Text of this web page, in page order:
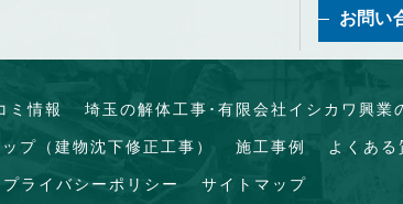
お問い
ミ情報
埼玉の解体工事･有限会社イシカワ興業
プ（建物沈下修正工事） 施工事例 よくある
プライバシーポリシー サイトマップ